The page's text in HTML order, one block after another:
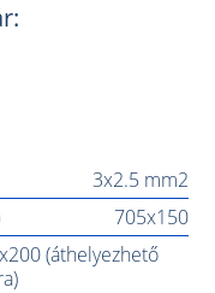
3x2.5 mm2
705x150
(áthelyezhető